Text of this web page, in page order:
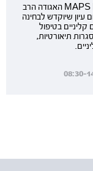
מכון מפרשים לחקר והוראת הפסיכותרפיה ו- MAPS Israel האגודה הרב
עיון שיוקדש לבחינה
בטיפול
תיאורטיות,